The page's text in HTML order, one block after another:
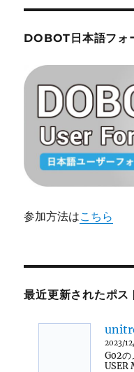
DOBOT日本語フォ
参加方法はこちら
最近更新されたポス
2023/
Go2の
USER